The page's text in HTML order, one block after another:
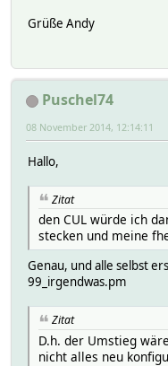
Grüße Andy
Puschel74
08 November 2014, 12:14:11
Hallo,
Zitat
den CUL würde ich
stecken und meine
Genau, und alle selbst
99_irgendwas.pm
Zitat
D.h. der Umstieg
nicht alles neu